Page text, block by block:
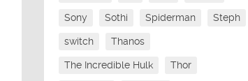
Sony Sothi Spiderman Steph
switch Thanos
The Incredible Hulk Thor